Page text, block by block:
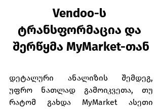
Vendoo-ს
ტრანსფორმაცია და
შერწყმა MyMarket-თან
დეტალური ანალიზის შემდეგ,
უფრო ნათლად გამოიკვეთა, თუ
რატომ გახდა MyMarket ასეთი